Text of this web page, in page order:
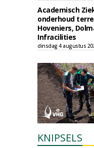
Academisch
onderhoud
Hoveniers,
Infracilities
dinsdag 4 augustus
KNIPSELS